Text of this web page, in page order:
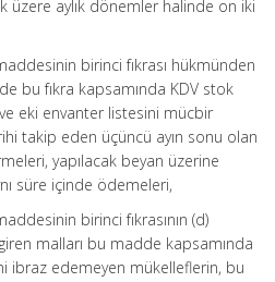
üzere aylık dönemler halinde on iki
birinci fıkrası hükmünden
bu fıkra kapsamında KDV stok
eki envanter listesini mücbir
takip eden üçüncü ayın sonu olan
yapılacak beyan üzerine
süre içinde ödemeleri,
birinci fıkrasının (d)
malları bu madde kapsamında
ibraz edemeyen mükelleflerin, bu